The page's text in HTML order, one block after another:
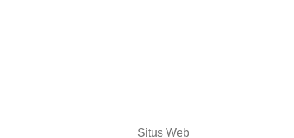
Situs Web